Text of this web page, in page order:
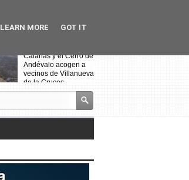
Calañas y el Cerro de
Andévalo acogen a
vecinos de Villanueva
de la Cruces
desalojados por el
Noche Blanca en
escuela de baile
LEARN MORE GOT IT